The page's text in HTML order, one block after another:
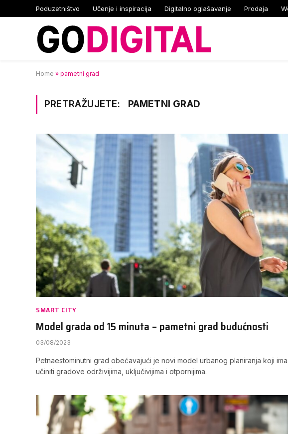
Poduzetništvo Učenje i inspiracija Digitalno oglašavanje Prodaja
Home » pametni grad
PRETRAŽUJETE: PAMETNI GRAD
SMART CITY
Model grada od 15 minuta – pametni grad budućnosti
03/08/2023
Petnaestominutni grad obećavajući je novi model urbanog planiranja koji
učiniti gradove održivijima, uključivijima i otpornijima.